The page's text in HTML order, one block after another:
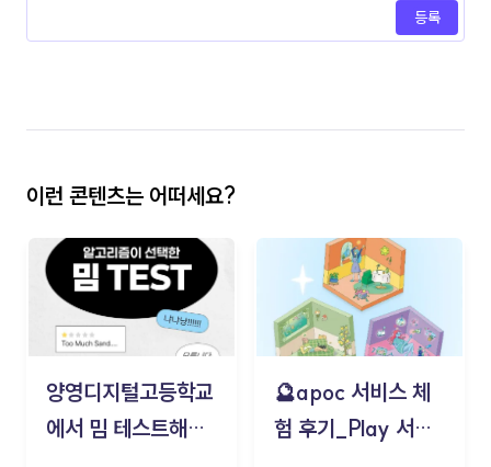
등록
이런 콘텐츠는 어떠세요?
양영디지털고등학교
에서 밈 테스트해보
🔮apoc 서비스 체
험 후기_Play 서비